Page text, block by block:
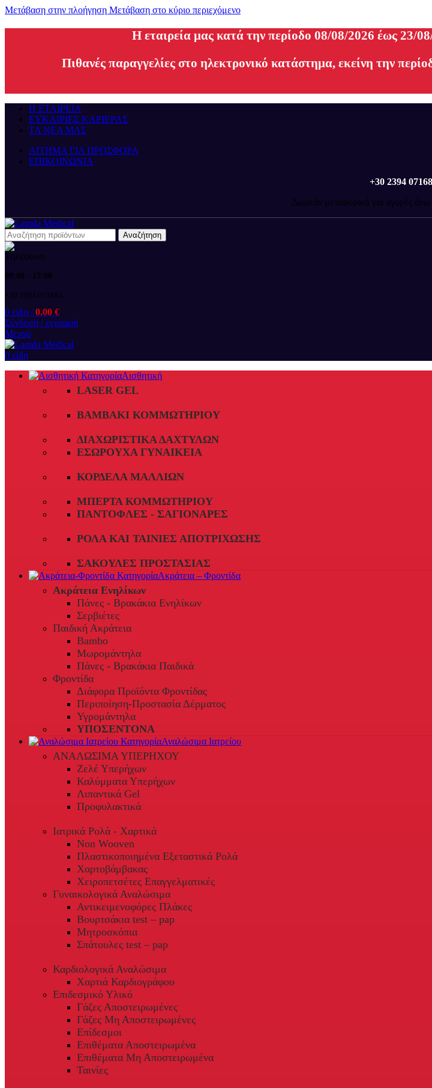
Μετάβαση στην πλοήγηση Μετάβαση στο κύριο περιεχόμενο
H εταιρεία μας κατά την περίοδο 08/08/2026 έως 23/
Πιθανές παραγγελίες στο ηλεκτρονικό κατάστημα, εκείνη την
Η ΕΤΑΙΡΕΙΑ
ΕΥΚΑΙΡΙΕΣ ΚΑΡΙΕΡΑΣ
ΤΑ ΝΕΑ ΜΑΣ
ΑΙΤΗΜΑ ΓΙΑ ΠΡΟΣΦΟΡΑ
ΕΠΙΚΟΙΝΩΝΙΑ
+30 2394
Δωρεάν μεταφορικά για αγορές
Αναζήτηση
09:00 - 17:00
+30 2394 071684
0 είδη / 0.00 €
Σύνδεση / εγγραφή
Μενού
0 είδη
Αισθητική
LASER GEL
ΒΑΜΒΆΚΙ ΚΟΜΜΩΤΗΡΊΟΥ
ΔΙΑΧΩΡΙΣΤΙΚΆ ΔΑΧΤΎΛΩΝ
ΕΣΏΡΟΥΧΑ ΓΥΝΑΙΚΕΊΑ
ΚΟΡΔΈΛΑ ΜΑΛΛΙΏΝ
ΜΠΈΡΤΑ ΚΟΜΜΩΤΗΡΊΟΥ
ΠΑΝΤΌΦΛΕΣ - ΣΑΓΙΟΝΆΡΕΣ
ΡΟΛΆ ΚΑΙ ΤΑΙΝΊΕΣ ΑΠΟΤΡΊΧΩΣΗΣ
ΣΑΚΟΎΛΕΣ ΠΡΟΣΤΑΣΊΑΣ
Ακράτεια – Φροντίδα
Ακράτεια Ενηλίκων
Πάνες - Βρακάκια Ενηλίκων
Σερβιέτες
Παιδική Ακράτεια
Bambo
Μωρομάντηλα
Πάνες - Βρακάκια Παιδικά
Φροντίδα
Διάφορα Προϊόντα Φροντίδας
Περιποίηση-Προστασία Δέρματος
Υγρομάντηλα
ΥΠΟΣΕΝΤΟΝΑ
Αναλώσιμα Ιατρείου
ΑΝΑΛΩΣΙΜΑ ΥΠΕΡΗΧΟΥ
Ζελέ Υπερήχων
Καλύμματα Υπερήχων
Λιπαντικά Gel
Προφυλακτικά
Ιατρικά Ρολά - Χαρτικά
Non Wooven
Πλαστικοποιημένα Εξεταστικά Ρολά
Χαρτοβάμβακας
Χειροπετσέτες Επαγγελματικές
Γυναικολογικά Αναλώσιμα
Αντικειμενοφόρες Πλάκες
Βουρτσάκια test – pap
Μητροσκόπια
Σπάτουλες test – pap
Καρδιολογικά Αναλώσιμα
Χαρτιά Καρδιογράφου
Επιδεσμικό Υλικό
Γάζες Αποστειρωμένες
Γάζες Μη Αποστειρωμένες
Επίδεσμοι
Επιθέματα Αποστειρωμένα
Επιθέματα Μη Αποστειρωμένα
Ταινίες